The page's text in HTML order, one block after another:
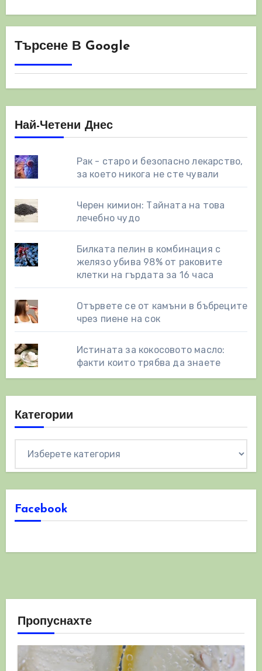
Търсене В Google
Най-Четени Днес
Рак - старо и безопасно лекарство,
за което никога не сте чували
Черен кимион: Тайната на това
лечебно чудо
Билката пелин в комбинация с
желязо убива 98% от раковите
клетки на гърдата за 16 часа
Отървете се от камъни в бъбреците
чрез пиене на сок
Истината за кокосовото масло:
факти които трябва да знаете
Категории
Facebook
Пропуснахте